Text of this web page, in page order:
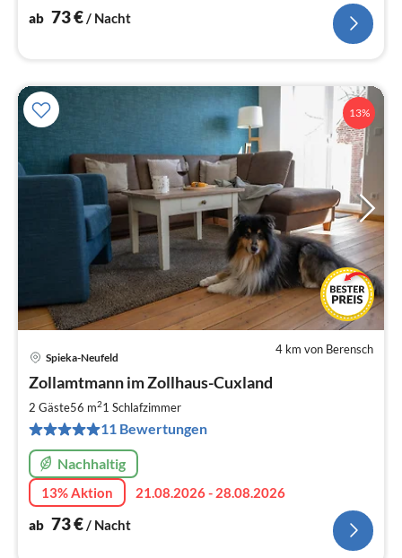
ab 73€ / Nacht
13%
4 km von Berensch
Spieka-Neufeld
Zollamtmann im Zollhaus-Cuxland
2 Gäste56 m21 Schlafzimmer
11 Bewertungen
Nachhaltig
13% Aktion
21.08.2026 - 28.08.2026
ab 73€/ Nacht